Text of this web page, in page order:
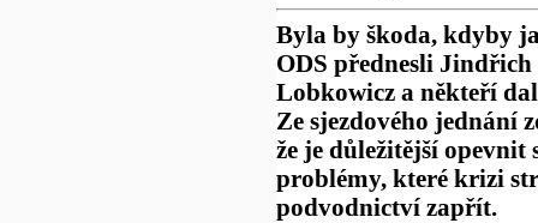
Byla by škoda, kdyby
ODS přednesli
Lobkowicz a někteří
Ze sjezdového jednání
že je důležitější opevnit
problémy, které krizi
podvodnictví zapřít.